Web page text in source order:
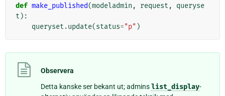
def make_published(modeladmin , request ,
queryse
t ):
queryset .update(status="p" )
Observera
Detta kanske ser bekant ut; adminslist_display-